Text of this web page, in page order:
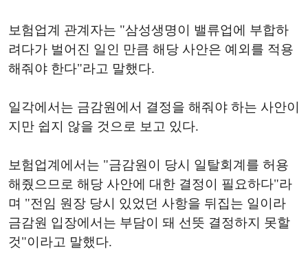
보험업계 관계자는 "삼성생명이 밸류업에 부합하
려다가 벌어진 일인 만큼 해당 사안은 예외를 적용
해줘야 한다"라고 말했다.
일각에서는 금감원에서 결정을 해줘야 하는 사안이
지만 쉽지 않을 것으로 보고 있다.
보험업계에서는 "금감원이 당시 일탈회계를 허용
해줬으므로 해당 사안에 대한 결정이 필요하다"라
며 "전임 원장 당시 있었던 사항을 뒤집는 일이라
금감원 입장에서는 부담이 돼 선뜻 결정하지 못할
것"이라고 말했다.